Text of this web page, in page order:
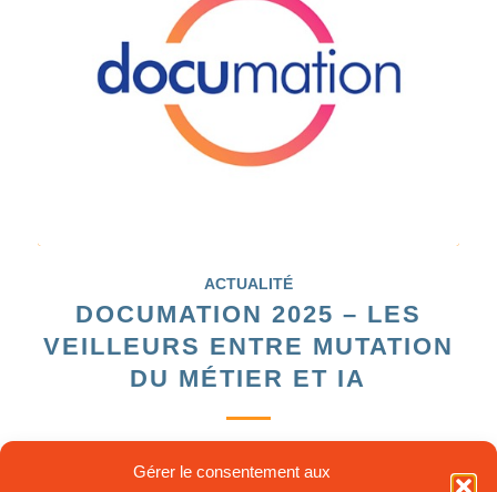
Gérer le consentement aux
ACTUALITÉ
DOCUMATION 2025 – LES
VEILLEURS ENTRE MUTATION
DU MÉTIER ET IA